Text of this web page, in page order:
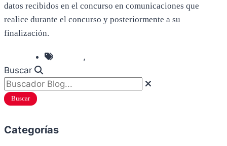
datos recibidos en el concurso en comunicaciones que
realice durante el concurso y posteriormente a su
finalización.
,
Buscar
Buscar
Categorías